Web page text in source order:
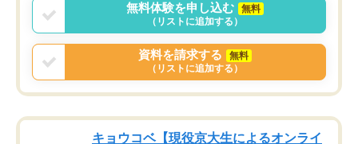
無料体験を申し込む
無料
（リストに追加する）
資料を請求する
無料
（リストに追加する）
キョウコベ【現役京大生によるオンライ